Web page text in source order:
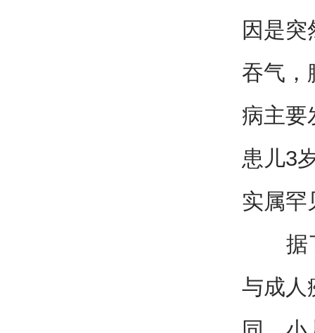
因是
吞气，
病主要
患儿3
实属罕
据了
与成人